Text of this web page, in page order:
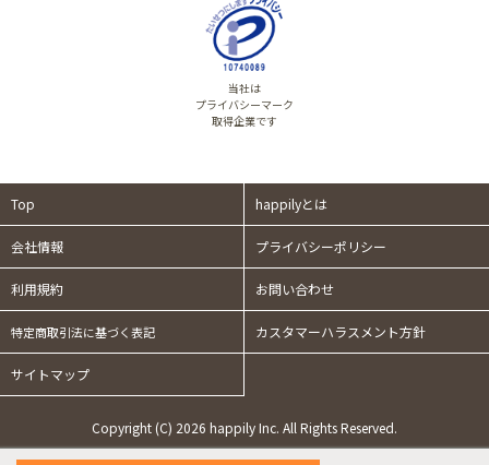
当社は
プライバシーマーク
取得企業です
Top happilyとは
会社情報 プライバシーポリシー
利用規約 お問い合わせ
特定商取引法に基づく表記 カスタマーハラスメント方針
サイトマップ
Copyright (C) 2026 happily Inc. All Rights Reserved.